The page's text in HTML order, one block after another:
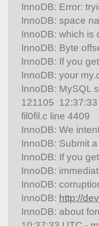
InnoDB: Error:
InnoDB: space
InnoDB: which is
InnoDB: Byte
InnoDB: If you
InnoDB: your
InnoDB: MySQL
121105
fil0fil.c line 4409
InnoDB: We
InnoDB: Submit
InnoDB: If you
InnoDB:
InnoDB:
InnoDB: http://
InnoDB: about